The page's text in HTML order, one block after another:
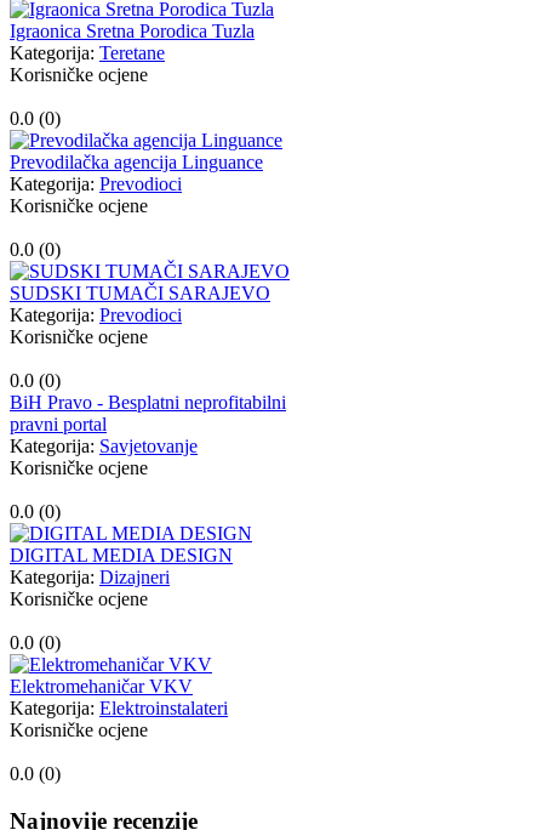
Igraonica Sretna Porodica Tuzla
Kategorija: Teretane
Korisničke ocjene
0.0 (0)
Prevodilačka agencija Linguance
Kategorija: Prevodioci
Korisničke ocjene
0.0 (0)
SUDSKI TUMAČI SARAJEVO
Kategorija: Prevodioci
Korisničke ocjene
0.0 (0)
BiH Pravo - Besplatni neprofitabilni
pravni portal
Kategorija: Savjetovanje
Korisničke ocjene
0.0 (0)
DIGITAL MEDIA DESIGN
Kategorija: Dizajneri
Korisničke ocjene
0.0 (0)
Elektromehaničar VKV
Kategorija: Elektroinstalateri
Korisničke ocjene
0.0 (0)
Najnovije recenzije